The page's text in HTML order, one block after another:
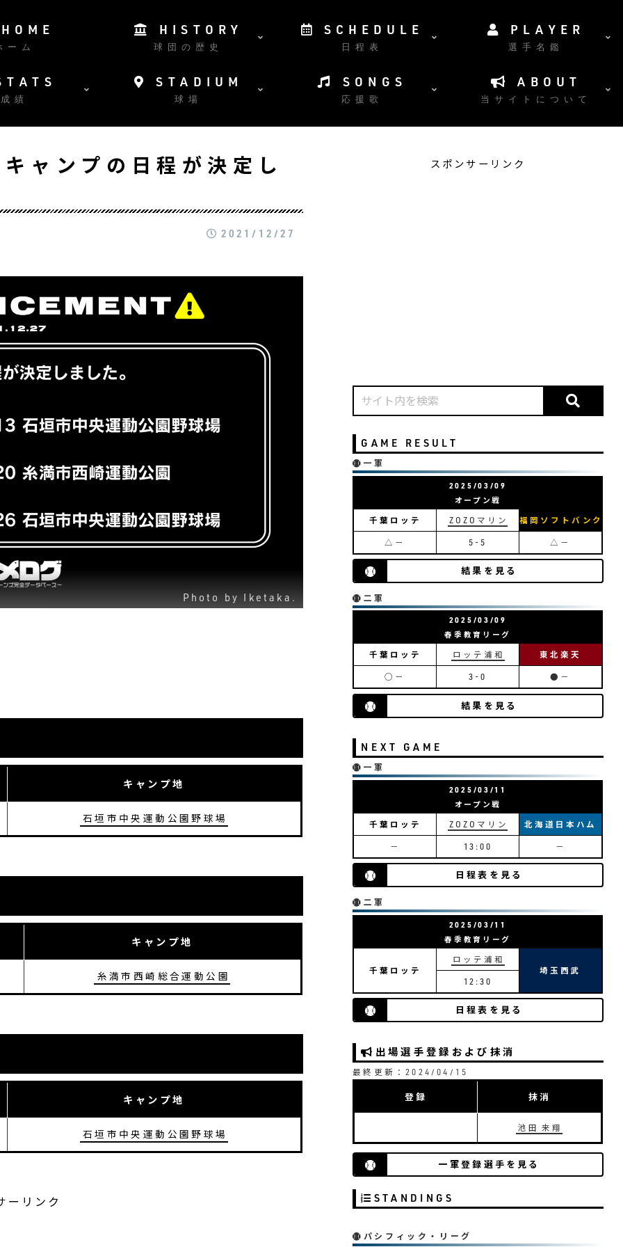
ーム
HISTORY
球団の歴史
SCHEDULE
日程表
PLAYER
選手名鑑
成績
STADIUM
球場
SONGS
応援歌
ABOUT
当サイトについて
ャンプの日程が決定し
2021/12/27
Photo by Iketaka.
キャンプ地
石垣市中央運動公園野球場
キャンプ地
糸満市西崎総合運動公園
キャンプ地
石垣市中央運動公園野球場
ーリンク
スポンサーリンク
GAME RESULT
一軍
2025/03/09
オープン戦
千葉ロッテ ZOZOマリン 福岡ソフトバンク
△－ 5-5 △－
結果を見る
二軍
2025/03/09
春季教育リーグ
千葉ロッテ ロッテ浦和 東北楽天
○－ 3-0 ●－
結果を見る
NEXT GAME
一軍
2025/03/11
オープン戦
千葉ロッテ ZOZOマリン 北海道日本ハム
－ 13:00 －
日程表を見る
二軍
2025/03/11
春季教育リーグ
千葉ロッテ
ロッテ浦和
埼玉西武
12:30
日程表を見る
出場選手登録および抹消
最終更新：2024/04/15
登録 抹消
池田 来翔
一軍登録選手を見る
STANDINGS
パシフィック・リーグ